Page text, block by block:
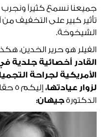
جميعنا نسمع كثيراً ونجرب
تأثير كبير على التخفيف من
الشيخوخة.
الفيلر هو حرير الخدين،
القادر أخصائية جلدية
الأمريكية لجراحة
لزوار عيادتها،
الدكتورةجيهان: